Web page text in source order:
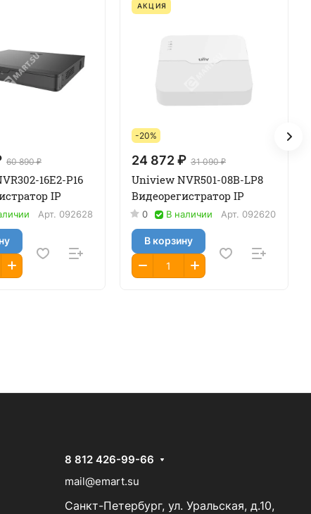
60 890 ₽
16E2-P16
IP
Арт. 092628
АКЦИЯ
-20%
24 872 ₽ 31 090 ₽
Uniview NVR501-08B-LP8
Видеорегистратор IP
0 В наличии Арт. 092620
В корзину
8 812 426-99-66
mail@emart.su
Санкт-Петербург, ул. Уральская, д.10,